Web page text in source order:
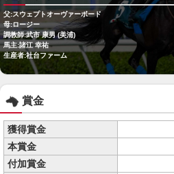
父:スウェプトオーヴァーボード
母:ロージー
調教師:武市 康男 (美浦)
馬主:諸江 幸祐
生産者:社台ファーム
賞金
獲得賞金
本賞金
付加賞金